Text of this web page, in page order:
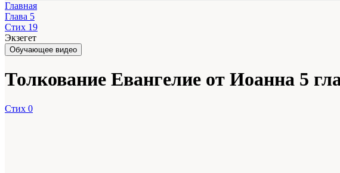
Главная
Глава 5
Стих 19
Экзегет
Обучающее видео
Толкование Евангелие от Иоанна 5
Стих 0